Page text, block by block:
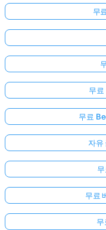
무
무료
무료
자유
무료
무